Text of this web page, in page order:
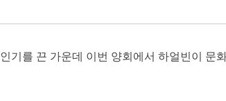
기를 끈 가운데 이번 양회에서 하얼빈이 문